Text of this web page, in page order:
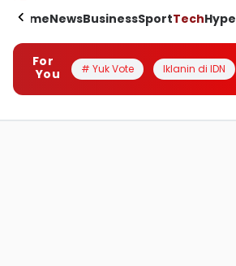
HomeNewsBusinessSportTechHype
For
You
# Yuk Vote Iklanin di IDN